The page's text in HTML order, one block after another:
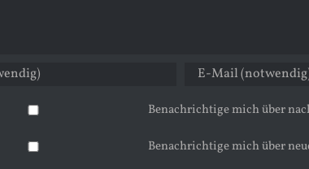
Benachrichtige mich über
Benachrichtige mich über